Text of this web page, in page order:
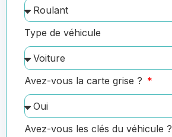
Type de véhicule
Avez-vous la carte grise ?
Avez-vous les clés du véhicule ?